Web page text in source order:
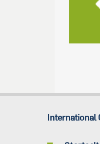
International